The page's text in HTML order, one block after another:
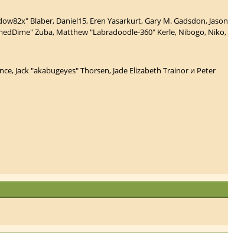
Blaber, Daniel15, Eren Yasarkurt, Gary M. Gadsdon, Jason
Zuba, Matthew "Labradoodle-360" Kerle, Nibogo, Niko,
Jack "akabugeyes" Thorsen, Jade Elizabeth Trainor и Peter